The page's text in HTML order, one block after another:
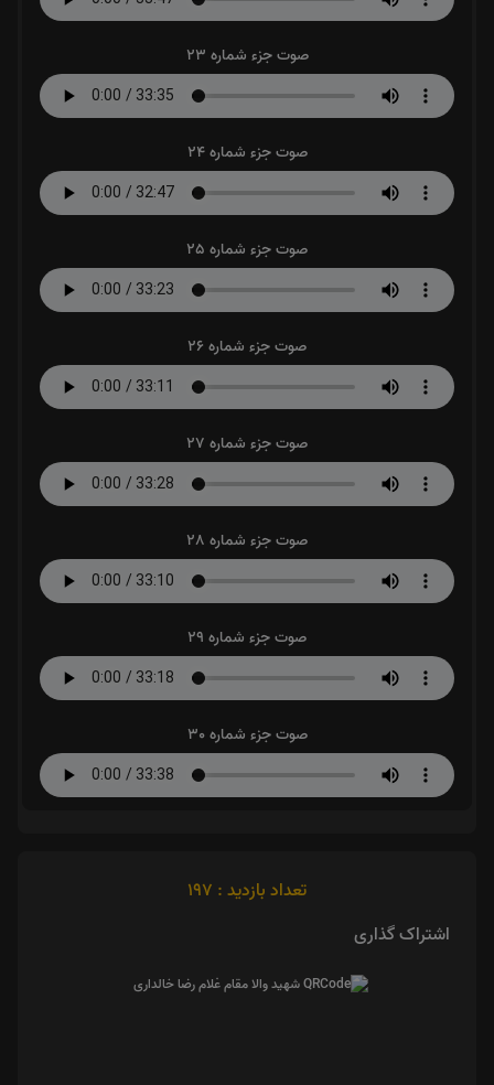
صوت جزء شماره 23
صوت جزء شماره 24
صوت جزء شماره 25
صوت جزء شماره 26
صوت جزء شماره 27
صوت جزء شماره 28
صوت جزء شماره 29
صوت جزء شماره 30
تعداد بازدید : 197
اشتراک گذاری